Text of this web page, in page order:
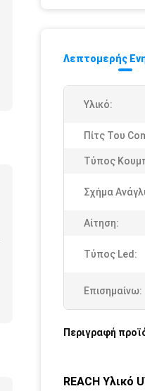
Λεπτομερής
Υλικό:
Πίτς Του
Τύπος
Σχήμα
Αίτηση:
Τύπος Led:
Επισημαίνω:
Περιγραφή
REACH Υλικό